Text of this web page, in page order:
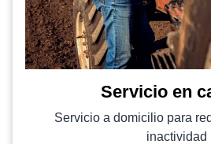
Servicio en
Servicio a domicilio para
inactividad